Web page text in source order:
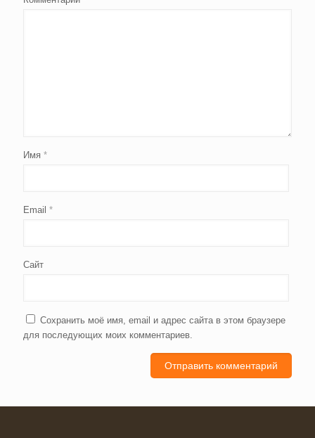
Имя *
Email *
Сайт
Сохранить моё имя, email и адрес сайта в этом браузере
для последующих моих комментариев.